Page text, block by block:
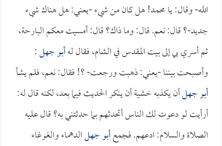
الله- وقال: يا محمد! هل كان من شيء -يعني: هل هناك شيء
جديد-؟ قال: نعم. قال: وما ذاك؟ قال: أمسيت معكم البارحة،
ثم أسري بي إلى بيت المقدس في الشام، فقال لهأبو جهل:
وأصبحت بيننا -يعني: ذهبت ورجعت- ؟! فقال: نعم، فلم يشأ
أبو جهلأن يكذبه خشية أن ينكر الحديث فيما بعد، لكنه قال له:
أرأيت لو دعوت لك الناس أتحدثهم بما حدثتني به؟ قال عليه
الصلاة والسلام: ادعهم. فجمعأبو جهلالدهماء والغوغاء